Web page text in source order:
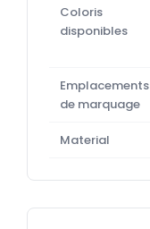
Coloris
disponibles
Emplacements
de marquage
Material